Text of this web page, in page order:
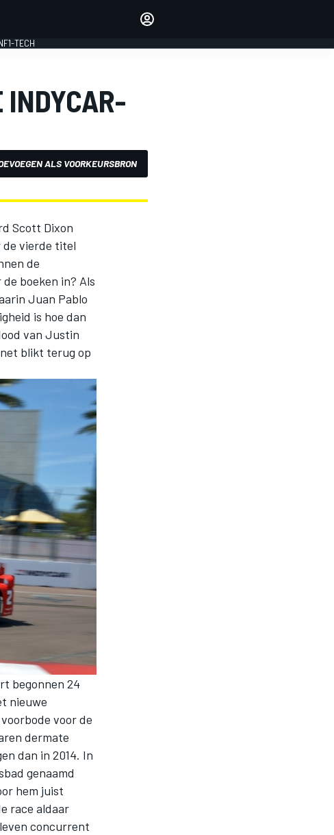
F1-TECH
INDYCAR-
ALS VOORKEURSBRON
Scott Dixon
de vierde titel
de
boeken in? Als
Juan Pablo
is hoe dan
van Justin
blikt terug op
begonnen 24
nieuwe
voor de
dermate
dan in 2014. In
genaamd
hem juist
race aldaar
concurrent